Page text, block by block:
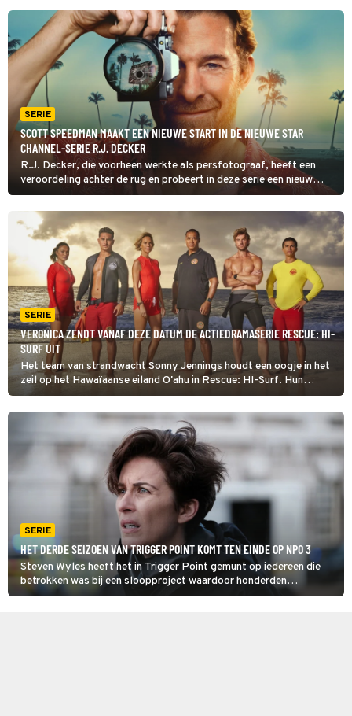
SERIE
SCOTT SPEEDMAN MAAKT EEN NIEUWE START IN DE NIEUWE STAR
CHANNEL-SERIE R.J. DECKER
R.J. Decker, die voorheen werkte als persfotograaf, heeft een
veroordeling achter de rug en probeert in deze serie een nieuw
leven op te bouwen. Dat doet hij als privédetective, waarbij hij hulp
krijgt van zijn ex-vrouw.
SERIE
VERONICA ZENDT VANAF DEZE DATUM DE ACTIEDRAMASERIE RESCUE: HI-
SURF UIT
Het team van strandwacht Sonny Jennings houdt een oogje in het
zeil op het Hawaïaanse eiland O'ahu in Rescue: HI-Surf. Hun
nieuwe collega Kainalu, de zoon van een lokale politicus, begaat
op zijn eerste werkdag direct een flinke blunder.
SERIE
HET DERDE SEIZOEN VAN TRIGGER POINT KOMT TEN EINDE OP NPO 3
Steven Wyles heeft het in Trigger Point gemunt op iedereen die
betrokken was bij een sloopproject waardoor honderden
medewerkers kanker kregen. Lana Washington probeert de